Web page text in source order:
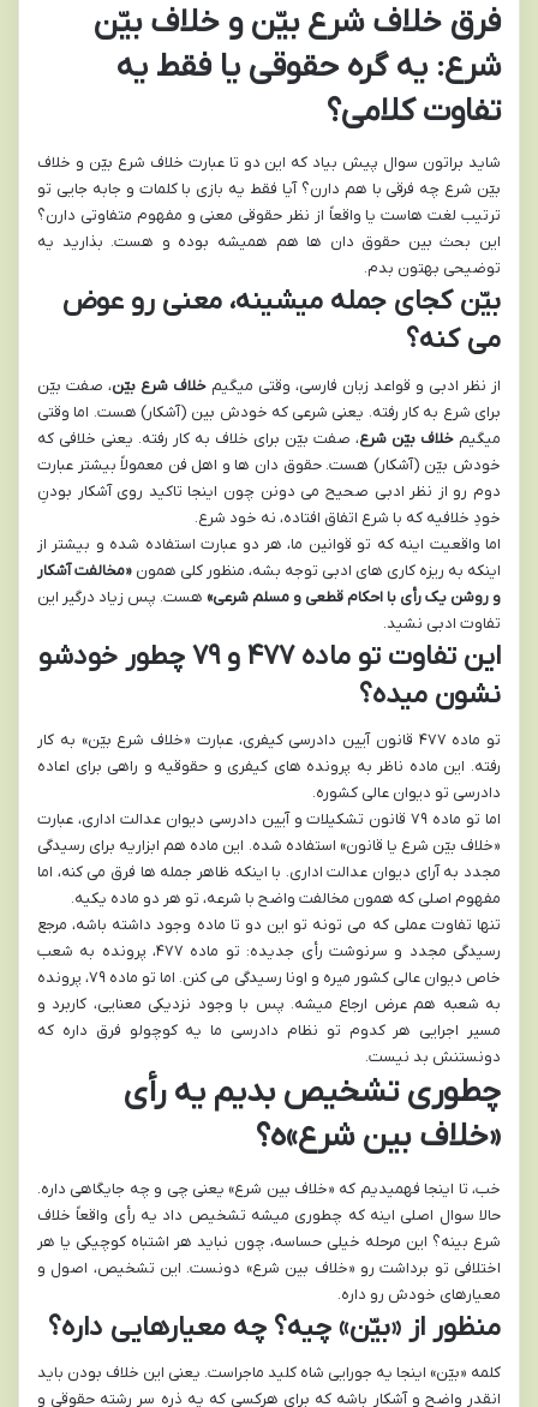
فرق خلاف شرع بیّن و خلاف بیّن
شرع: یه گره حقوقی یا فقط یه
تفاوت کلامی؟
شاید براتون سوال پیش بیاد که این دو تا عبارت خلاف شرع بیّن و خلاف
بیّن شرع چه فرقی با هم دارن؟ آیا فقط یه بازی با کلمات و جابه جایی تو
ترتیب لغت هاست یا واقعاً از نظر حقوقی معنی و مفهوم متفاوتی دارن؟
این بحث بین حقوق دان ها هم همیشه بوده و هست. بذارید یه
توضیحی بهتون بدم.
بیّن کجای جمله میشینه، معنی رو عوض
می کنه؟
از نظر ادبی و قواعد زبان فارسی، وقتی میگیم خلاف شرع بیّن، صفت بیّن
برای شرع به کار رفته. یعنی شرعی که خودش بین (آشکار) هست. اما وقتی
میگیم خلاف بیّن شرع، صفت بیّن برای خلاف به کار رفته. یعنی خلافی که
خودش بیّن (آشکار) هست. حقوق دان ها و اهل فن معمولاً بیشتر عبارت
دوم رو از نظر ادبی صحیح می دونن چون اینجا تاکید روی آشکار بودنِ
خودِ خلافیه که با شرع اتفاق افتاده، نه خود شرع.
اما واقعیت اینه که تو قوانین ما، هر دو عبارت استفاده شده و بیشتر از
اینکه به ریزه کاری های ادبی توجه بشه، منظور کلی همون «مخالفت آشکار
و روشن یک رأی با احکام قطعی و مسلم شرعی» هست. پس زیاد درگیر این
تفاوت ادبی نشید.
این تفاوت تو ماده ۴۷۷ و ۷۹ چطور خودشو
نشون میده؟
تو ماده ۴۷۷ قانون آیین دادرسی کیفری، عبارت «خلاف شرع بیّن» به کار
رفته. این ماده ناظر به پرونده های کیفری و حقوقیه و راهی برای اعاده
دادرسی تو دیوان عالی کشوره.
اما تو ماده ۷۹ قانون تشکیلات و آیین دادرسی دیوان عدالت اداری، عبارت
«خلاف بیّن شرع یا قانون» استفاده شده. این ماده هم ابزاریه برای رسیدگی
مجدد به آرای دیوان عدالت اداری. با اینکه ظاهر جمله ها فرق می کنه، اما
مفهوم اصلی که همون مخالفت واضح با شرعه، تو هر دو ماده یکیه.
تنها تفاوت عملی که می تونه تو این دو تا ماده وجود داشته باشه، مرجع
رسیدگی مجدد و سرنوشت رأی جدیده: تو ماده ۴۷۷، پرونده به شعب
خاص دیوان عالی کشور میره و اونا رسیدگی می کنن. اما تو ماده ۷۹، پرونده
به شعبه هم عرض ارجاع میشه. پس با وجود نزدیکی معنایی، کاربرد و
مسیر اجرایی هر کدوم تو نظام دادرسی ما یه کوچولو فرق داره که
دونستنش بد نیست.
چطوری تشخیص بدیم یه رأی
«خلاف بین شرع»ه؟
خب، تا اینجا فهمیدیم که «خلاف بین شرع» یعنی چی و چه جایگاهی داره.
حالا سوال اصلی اینه که چطوری میشه تشخیص داد یه رأی واقعاً خلاف
شرع بینه؟ این مرحله خیلی حساسه، چون نباید هر اشتباه کوچیکی یا هر
اختلافی تو برداشت رو «خلاف بین شرع» دونست. این تشخیص، اصول و
معیارهای خودش رو داره.
منظور از «بیّن» چیه؟ چه معیارهایی داره؟
کلمه «بیّن» اینجا یه جورایی شاه کلید ماجراست. یعنی این خلاف بودن باید
انقدر واضح و آشکار باشه که برای هرکسی که یه ذره سر رشته حقوقی و